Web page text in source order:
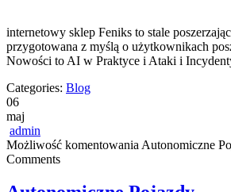
internetowy sklep Feniks to stale
przygotowana z myślą o użytkownikach
Nowości to AI w Praktyce i Ataki i
Categories: Blog
06
maj
admin
Możliwość komentowania Autonomiczne
Comments